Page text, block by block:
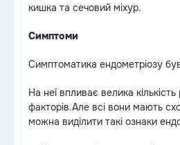
кишка та сечовий міхур.
Симптоми
Симптоматика ендометріозу
На неї впливає велика кількість
факторів.Але всі вони мають
можна виділити такі ознаки